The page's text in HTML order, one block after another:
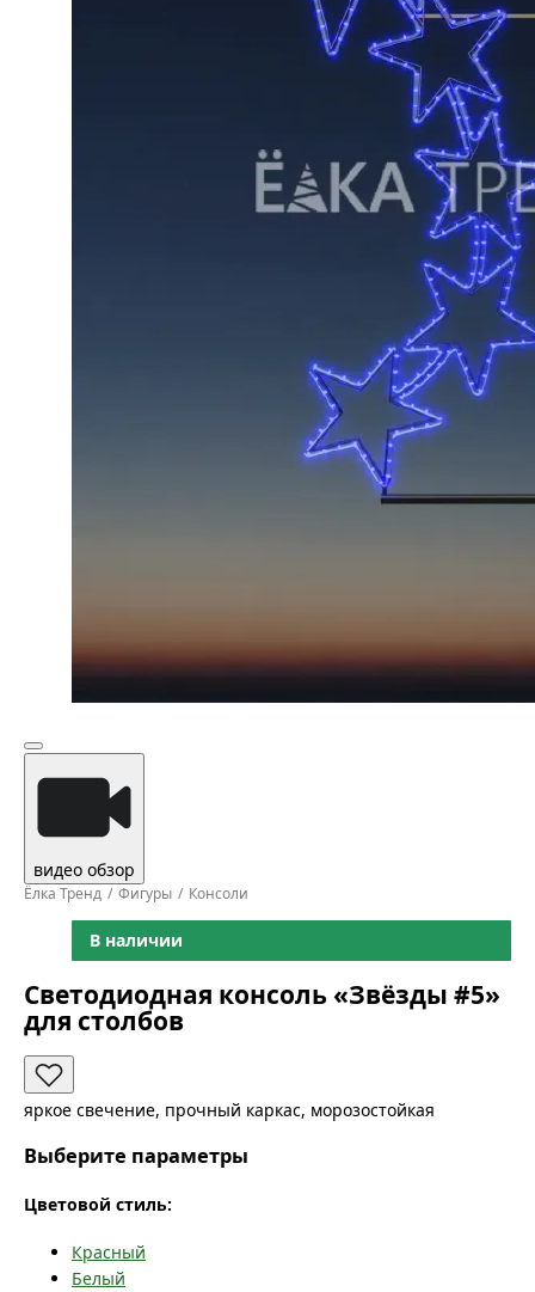
видео обзор
Ёлка Тренд Фигуры Консоли
В наличии
Светодиодная консоль «Звёзды #5»
для столбов
яркое свечение, прочный каркас, морозостойкая
Выберите параметры
Цветовой стиль:
Красный
Белый